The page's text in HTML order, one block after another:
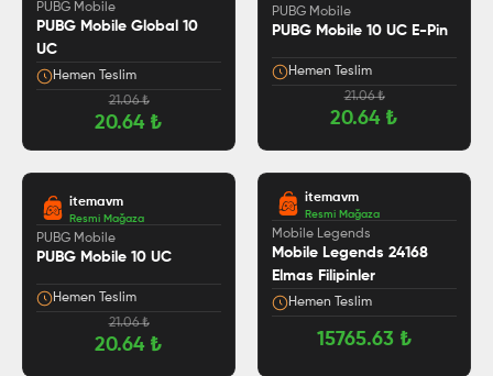
PUBG Mobile
PUBG Mobile Global 10
UC
Hemen Teslim
21.06₺
20.64₺
PUBG Mobile
PUBG Mobile 10 UC E-Pin
Hemen Teslim
21.06₺
20.64₺
itemavm
Resmi Mağaza
PUBG Mobile
PUBG Mobile 10 UC
Hemen Teslim
21.06₺
20.64₺
itemavm
Resmi Mağaza
Mobile Legends
Mobile Legends 24168
Elmas Filipinler
Hemen Teslim
15765.63₺